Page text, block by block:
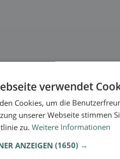
verwendet
Cookies, um die
unserer Webseite stimmen
zu. Weitere Informationen
ANZEIGEN (1650) →